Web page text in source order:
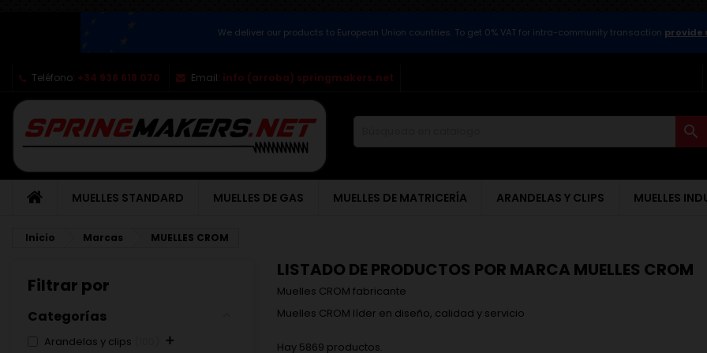
We deliver our products to European Union countries. To get 0% VAT for intra-community transaction provide
Teléfono: +34 938 618 070 Email: info (arroba) springmakers.net

MUELLES STANDARD MUELLES DE GAS MUELLES DE MATRICERÍA ARANDELAS Y CLIPS MUELLES
Inicio Marcas MUELLES CROM
Filtrar por
Categorías
Arandelas y clips +
LISTADO DE PRODUCTOS POR MARCA MUELLES CROM
Muelles CROM fabricante
Muelles CROM líder en diseño, calidad y servicio
Hay 5869 productos.